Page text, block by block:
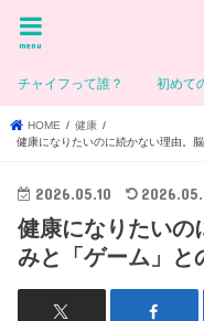
menu
チャイフって誰？ 初めて
HOME
健康
健康になりたいのに続かない理由。
2026.05.10
健康になりたいの
みと「ゲーム」と